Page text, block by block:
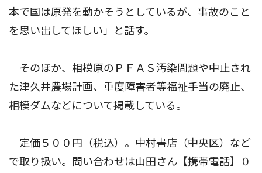
本で国は原発を動かそうとしているが、事故のこと
を思い出してほしい」と話す。
そのほか、相模原のＰＦＡＳ汚染問題や中止され
た津久井農場計画、重度障害者等福祉手当の廃止、
相模ダムなどについて掲載している。
定価５００円（税込）。中村書店（中央区）など
で取り扱い。問い合わせは山田さん【携帯電話】０